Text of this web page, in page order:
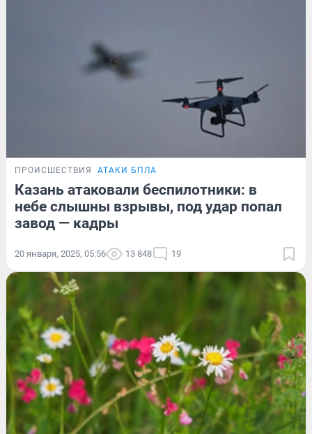
ПРОИСШЕСТВИЯ АТАКИ БПЛА
Казань атаковали беспилотники: в
небе слышны взрывы, под удар попал
завод — кадры
20 января, 2025, 05:56 13 848 19